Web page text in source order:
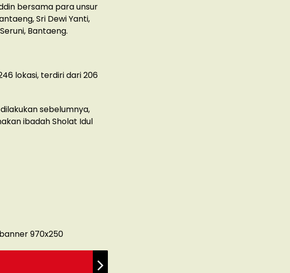
bersama para unsur
Sri Dewi Yanti,
Bantaeng.
lokasi, terdiri dari 206
sebelumnya,
ibadah Sholat Idul